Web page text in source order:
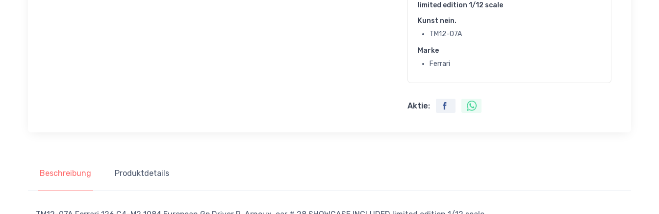
limited edition 1/12 scale
Kunst nein.
TM12-07A
Marke
Ferrari
Aktie:
Beschreibung Produktdetails